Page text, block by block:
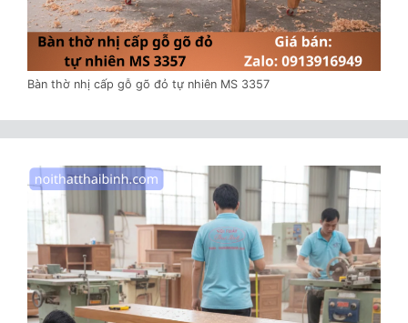
Bàn thờ nhị cấp gỗ gõ đỏ tự nhiên MS 3357